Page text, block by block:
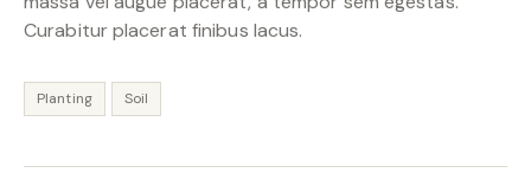
Curabitur placerat finibus lacus.
Planting Soil